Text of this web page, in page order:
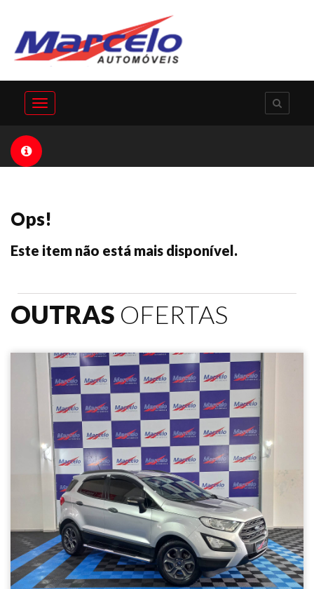
Toggle
navigation
Ops!
Este item não está mais disponível.
OUTRAS OFERTAS